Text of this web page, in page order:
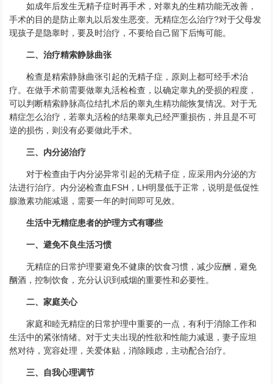
如成年后发生无精子症时再手术，对睾丸的生精功能无改善，
手术的目的是防止睾丸以后发生恶变。无精症怎么治疗?对于父母发
现孩子是隐睾时，要及时治疗，不要给自己留下后悔可能。
二、治疗精索静脉曲张
检查是精索静脉曲张引起的无精子症，原则上都可经手术治
疗。在做手术前需要做睾丸活检检查，以确定睾丸的受损的程度，
可以判断精索静脉高位结扎术后的睾丸生精功能恢复情况。对于无
精症怎么治疗，若睾丸活检的结果睾丸已经严重损伤，并且是不可
逆的损伤，则没有必要做此手术。
三、内分泌治疗
对于检查由于内分泌异常引起的无精子症，应采用内分泌的方
法进行治疗。内分泌检查血FSH，LH明显低于正常，说明是低促性
腺激素功能减退，需要一年的时间即可见效。
生活中无精症患者的护理方式有哪些
一、避免不良生活习惯
无精症的日常护理要避免不健康的饮食习惯，减少应酬，避免
酗酒，控制饮食，充分认识到戒烟的重要性和必要性。
二、家庭关心
家庭和睦无精症的日常护理中重要的一点，有利于消除工作和
生活中的紧张情绪。对于丈夫出现的性欲和性能力减退，妻子应坦
然对待，宽容处理，关爱体贴，消除顾虑，主动配合治疗。
三、自我心理调节